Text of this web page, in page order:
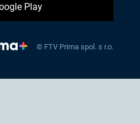
Play
© FTV Prima spol. s r.o.